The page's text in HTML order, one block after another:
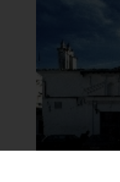
Capilla de